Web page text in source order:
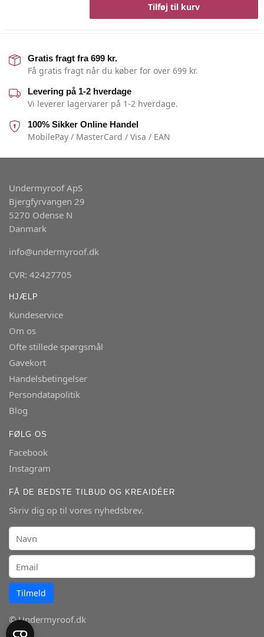
Tilføj til kurv
Gratis fragt fra 699 kr.
Få gratis fragt når du køber for over 699 kr.
Levering på 1-2 hverdage
Vi leverer lagervarer på 1-2 hverdage.
100% Sikker Online Handel
MobilePay / MasterCard / Visa / EAN
Undermyroof ApS
Bjergfyrvangen 29
5270 Odense N
Danmark
info@undermyroof.dk
CVR: 42427705
HJÆLP
Kundeservice
Om os
Ofte stillede spørgsmål
Gavekort
Handelsbetingelser
Persondatapolitik
Blog
FØLG OS
Facebook
Instagram
FÅ DE BEDSTE TILBUD OG KREAIDÉER
Skriv dig op til vores nyhedsbrev.
Tilmeld
© Undermyroof.dk